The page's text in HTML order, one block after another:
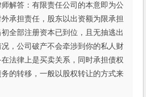
解答：有限责任公司的本意即为公
承担责任，股东以出资额为限承担
全部注册资本已到位，且无抽逃出
，公司破产不会牵涉到你的私人财
法律上是买卖关系，同时承担债权
的转移，一般以股权转让的方式来